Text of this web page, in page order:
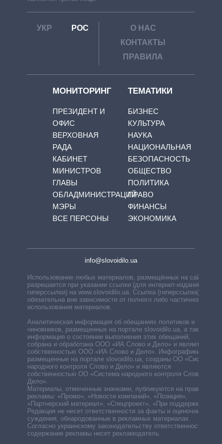
УКР РОС
О НАС
КОНТАКТЫ
ПРАВИЛА
МОНИТОРИНГ
ПРЕЗИДЕНТ И
ОФИС
ВЕРХОВНАЯ
РАДА
КАБИНЕТ
МИНИСТРОВ
ГЛАВЫ
ОБЛАДМИНИСТРАЦИЙ
МЭРЫ
ВСЕ ПЕРСОНЫ
ТЕМАТИКИ
БИЗНЕС
КУЛЬТУРА
НАУКА
НАЦИОНАЛЬНАЯ
БЕЗОПАСНОСТЬ
ОБЩЕСТВО
ПОЛИТИКА
ПРАВО
ФИНАНСЫ
ЭКОНОМИКА
info@slovoidilo.ua
Использование любых материалов, размещённых на сайте,
разрешается при указании ссылки (для интернет-изданий —
гиперссылки) на www.slovoidilo.ua. Ссылка (гиперссылка)
обязательна вне зависимости от полного либо частичного
использования материалов.
Аналитическая информация об обещаниях политиков и
чиновников, размещенных на портале slovoidilo.ua, а также
информация о состоянии выполнения этих обещаний,
собрана и обработана ООО «ИА Слово и Дело» и является
собственностью ООО «ИА Слово и Дело». Инфографики,
размещенные на портале slovoidilo.ua, созданы ОО «Система
народного контроля Слово и Дело» и являются
собственностью ОО «Система народного контроля Слово и
Дело».
Материалы, отмеченные значками, публикуются на правах
рекламы: «Промо», «Новости компаний», «Позиция»,
«Партнерский материал», «Спецпроект», «При поддержке».
Редакция не несет ответственности за факты и оценочные
суждения, обнародованные в рекламных материалах.
Согласно украинскому законодательству ответственность за
содержание рекламы несет рекламодатель.